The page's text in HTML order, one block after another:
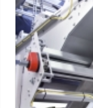
Máquinas SMI :
Tag: